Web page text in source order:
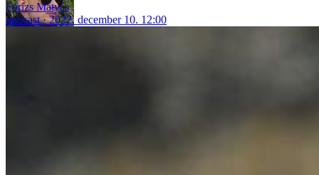
Fórizs Mátyás
podcast
2022. december 10. 12:00